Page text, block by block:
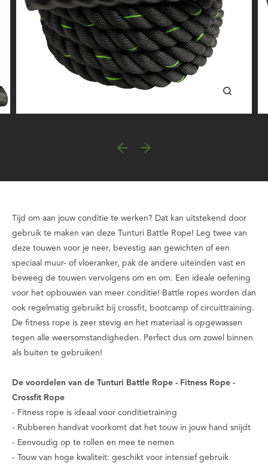
Tijd om aan jouw conditie te werken? Dat kan uitstekend door
gebruik te maken van deze Tunturi Battle Rope! Leg twee van
deze touwen voor je neer, bevestig aan gewichten of een
speciaal muur- of vloeranker, pak de andere uiteinden vast en
beweeg de touwen vervolgens om en om. Een ideale oefening
voor het opbouwen van meer conditie! Battle ropes worden dan
ook regelmatig gebruikt bij crossfit, bootcamp of circuittraining.
De fitness rope is zeer stevig en het materiaal is opgewassen
tegen alle weersomstandigheden. Perfect dus om zowel binnen
als buiten te gebruiken!
De voordelen van de Tunturi Battle Rope - Fitness Rope -
Crossfit Rope
- Fitness rope is ideaal voor conditietraining
- Rubberen handvat voorkomt dat het touw in jouw hand snijdt
- Eenvoudig op te rollen en mee te nemen
- Touw van hoge kwaliteit: geschikt voor intensief gebruik